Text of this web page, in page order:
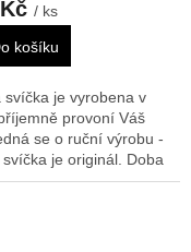
/ ks
košíku
svíčka je vyrobena v
provoní Váš
se o ruční výrobu -
svíčka je originál. Doba
78 h,Rozměry V/Š/H: